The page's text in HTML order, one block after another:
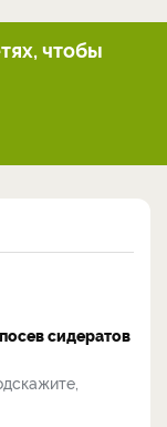
чтобы
сидератов